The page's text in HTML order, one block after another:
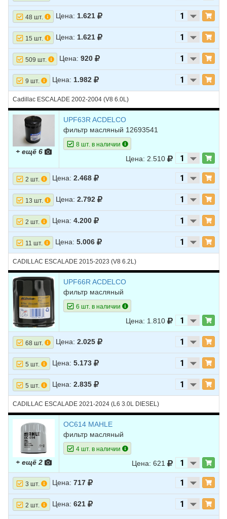
48 шт. Цена: 1.621
15 шт. Цена: 1.621
509 шт. Цена: 920
9 шт. Цена: 1.982
Cadillac ESCALADE 2002-2004 (V8 6.0L)
+ ещё 6
UPF63R ACDELCO
фильтр масляный 12693541
8 шт. в наличии
Цена: 2.510
2 шт. Цена: 2.468
13 шт. Цена: 2.792
2 шт. Цена: 4.200
11 шт. Цена: 5.006
CADILLAC ESCALADE 2015-2023 (V8 6.2L)
UPF66R ACDELCO
фильтр масляный
6 шт. в наличии
Цена: 1.810
68 шт. Цена: 2.025
5 шт. Цена: 5.173
5 шт. Цена: 2.835
CADILLAC ESCALADE 2021-2024 (L6 3.0L DIESEL)
+ ещё 2
OC614 MAHLE
фильтр масляный
4 шт. в наличии
Цена: 621
3 шт. Цена: 717
2 шт. Цена: 621